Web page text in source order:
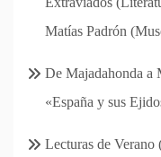
Matías Padrón
De Majadahonda a
«España y sus
Lecturas de